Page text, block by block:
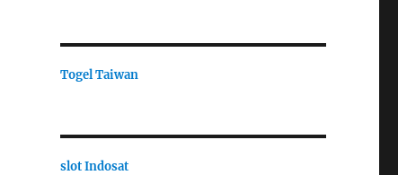
Togel Taiwan
slot Indosat